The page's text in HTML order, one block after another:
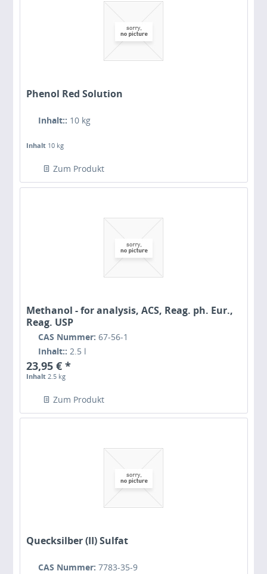
Phenol Red Solution
Inhalt:: 10 kg
Inhalt 10 kg
Zum Produkt
Methanol - for analysis, ACS, Reag. ph. Eur.,
Reag. USP
CAS Nummer: 67-56-1
Inhalt:: 2.5 l
23,95 € *
Inhalt 2.5 kg
Zum Produkt
Quecksilber (II) Sulfat
CAS Nummer: 7783-35-9